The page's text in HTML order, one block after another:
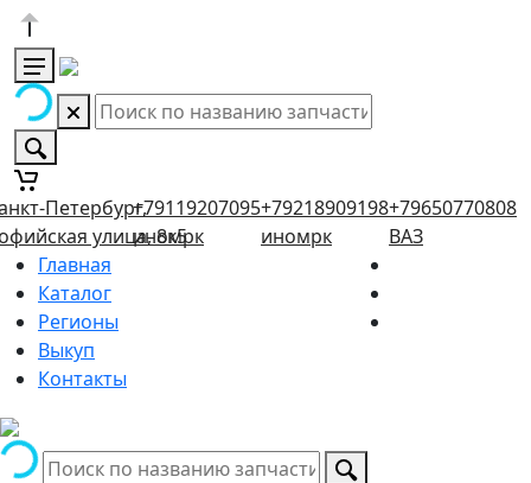
Петербург,
улица, 8к5
+79119207095
иномрк
+79218909198
иномрк
+79650770808
ВАЗ
Главная
Каталог
Регионы
Выкуп
Контакты